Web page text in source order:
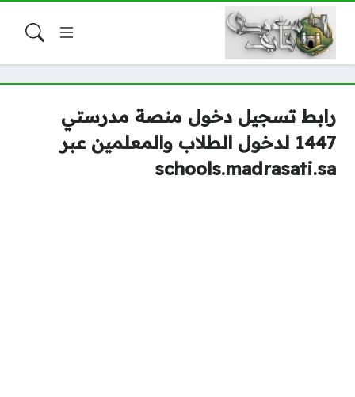
رابط تسجيل دخول منصة مدرستي
1447 لدخول الطلاب والمعلمين عبر
schools.madrasati.sa